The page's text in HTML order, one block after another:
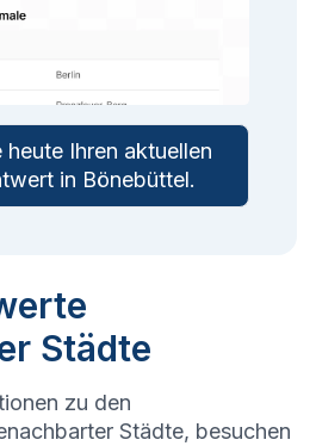
heute Ihren aktuellen
in Bönebüttel.
Städte
zu den
Städte, besuchen